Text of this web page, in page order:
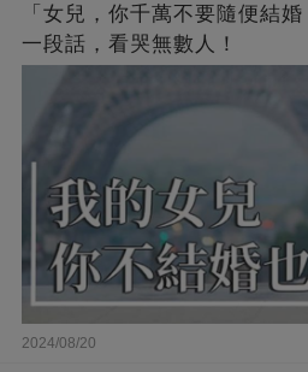
「女兒，你千萬不要隨便結
一段話，看哭無數人！
2024/08/20